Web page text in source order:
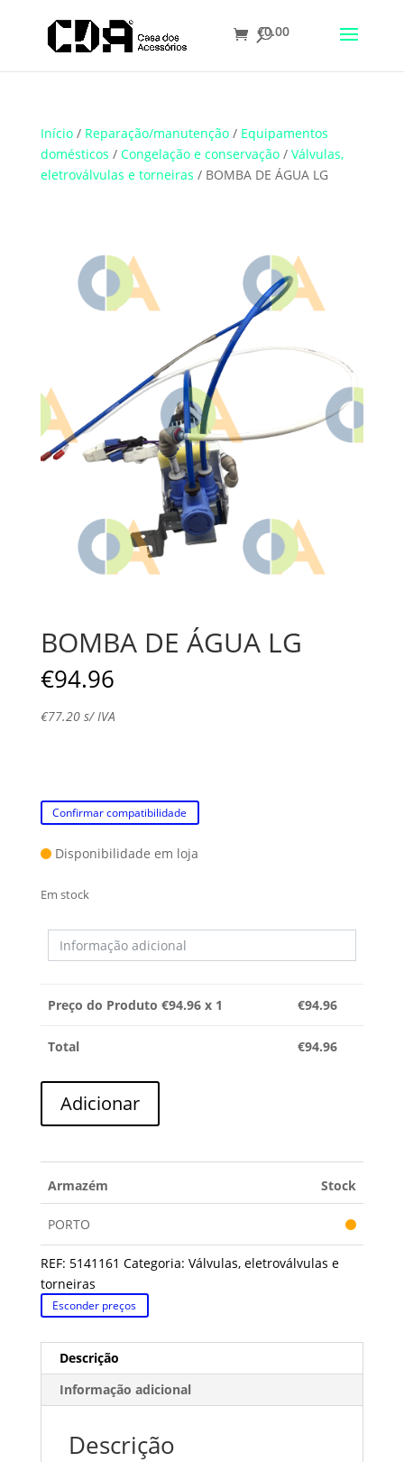
Translate
€0.00
Início/ Reparação/manutenção/ Equipamentos
domésticos / Congelação e conservação/ Válvulas,
eletroválvulas e torneiras / BOMBA DE ÁGUA LG
BOMBA DE ÁGUA LG
€94.96
€77.20s/ IVA
Confirmar compatibilidade
Disponibilidade em loja
Em stock
Preço do Produto €94.96 x 1 €94.96
Total €94.96
BOMBA
LG
Adicionar
Armazém Stock
PORTO
REF: 5141161 Categoria: Válvulas, eletroválvulas e
torneiras
Esconder preços
Descrição
Informação adicional
Descrição